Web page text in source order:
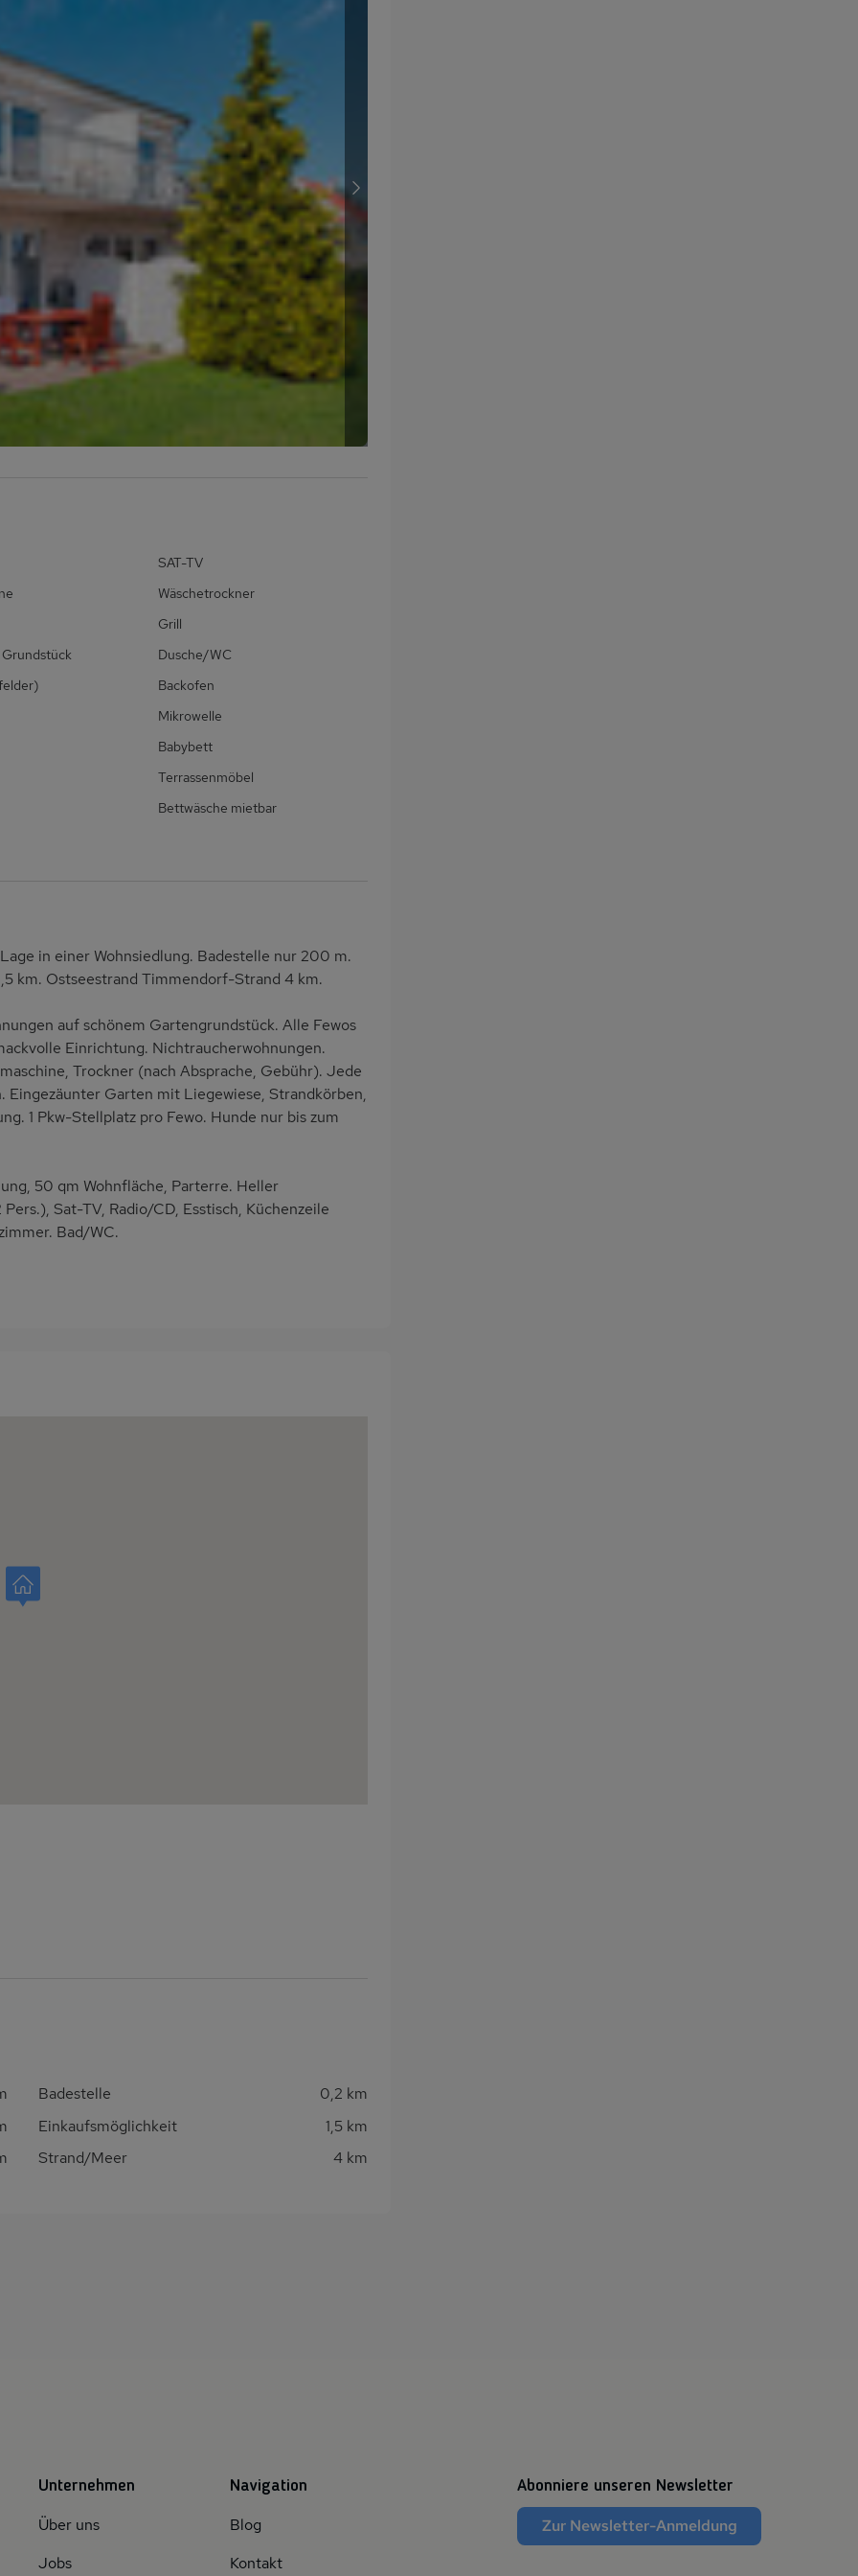
SAT-TV
Wäschetrockner
Grill
Dusche/WC
Backofen
Mikrowelle
Babybett
Terrassenmöbel
Bettwäsche mietbar
in einer Wohnsiedlung. Badestelle nur 200 m.
km. Ostseestrand Timmendorf-Strand 4 km.
auf schönem Gartengrundstück. Alle Fewos
Einrichtung. Nichtraucherwohnungen.
Trockner (nach Absprache, Gebühr). Jede
Eingezäunter Garten mit Liegewiese, Strandkörben,
1 Pkw-Stellplatz pro Fewo. Hunde nur bis zum
50 qm Wohnfläche, Parterre. Heller
Sat-TV, Radio/CD, Esstisch, Küchenzeile
Bad/WC.
Badestelle
0,2 km
Einkaufsmöglichkeit
1,5 km
Strand/Meer 4 km
Unternehmen
Über uns
Jobs
Navigation
Blog
Kontakt
Abonniere unseren Newsletter
Zur Newsletter-Anmeldung